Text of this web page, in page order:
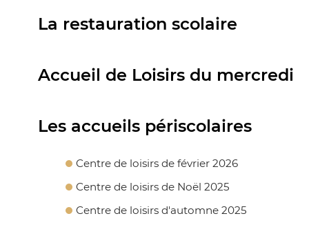
La restauration scolaire
Accueil de Loisirs du mercredi
Les accueils périscolaires
Centre de loisirs de février 2026
Centre de loisirs de Noël 2025
Centre de loisirs d'automne 2025